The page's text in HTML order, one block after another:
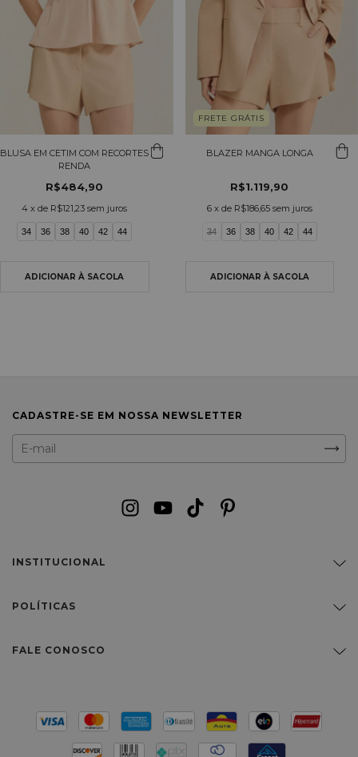
BLUSA EM CETIM COM RECORTES
RENDA
R$484,90
4 x de R$121,23 sem juros
34 36 38 40 42 44
FRETE GRÁTIS
BLAZER MANGA LONGA
R$1.119,90
6 x de R$186,65 sem juros
34 36 38 40 42 44
CADASTRE-SE EM NOSSA NEWSLETTER
INSTITUCIONAL
POLÍTICAS
FALE CONOSCO